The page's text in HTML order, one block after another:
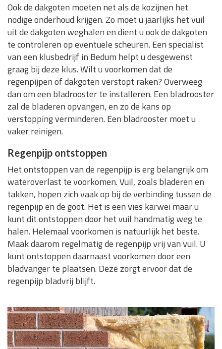
Ook de dakgoten moeten net als de kozijnen het
nodige onderhoud krijgen. Zo moet u jaarlijks het vuil
uit de dakgoten weghalen en dient u ook de dakgoten
te controleren op eventuele scheuren. Een specialist
van een klusbedrijf in Bedum helpt u desgewenst
graag bij deze klus. Wilt u voorkomen dat de
regenpijpen of dakgoten verstopt raken? Overweeg
dan om een bladrooster te installeren. Een bladrooster
zal de bladeren opvangen, en zo de kans op
verstopping verminderen. Een bladrooster moet u
vaker reinigen.
Regenpijp ontstoppen
Het ontstoppen van de regenpijp is erg belangrijk om
wateroverlast te voorkomen. Vuil, zoals bladeren en
takken, hopen zich vaak op bij de verbinding tussen de
regenpijp en de goot. Het is een vies karwei maar u
kunt dit ontstoppen door het vuil handmatig weg te
halen. Helemaal voorkomen is natuurlijk het beste.
Maak daarom regelmatig de regenpijp vrij van vuil. U
kunt ontstoppen daarnaast voorkomen door een
bladvanger te plaatsen. Deze zorgt ervoor dat de
regenpijp bladvrij blijft.